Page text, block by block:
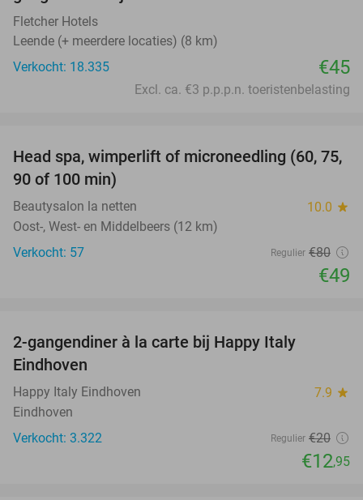
Fletcher Hotels
Leende (+ meerdere locaties) (8 km)
Verkocht: 18.335
€45
Excl. ca. €3 p.p.p.n. toeristenbelasting
39%
Head spa, wimperlift of microneedling (60, 75,
90 of 100 min)
Beautysalon la netten 10.0 star
Oost-, West- en Middelbeers (12 km)
Verkocht: 57
Regulier €80
€49
2-gangendiner à la carte bij Happy Italy
Eindhoven
Happy Italy Eindhoven 7.9 star
Eindhoven
Verkocht: 3.322
Regulier €20
€12,95